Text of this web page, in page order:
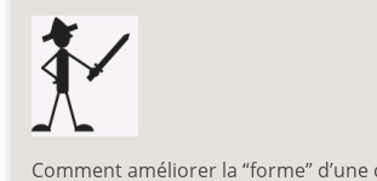
Comment améliorer la “forme” d’une